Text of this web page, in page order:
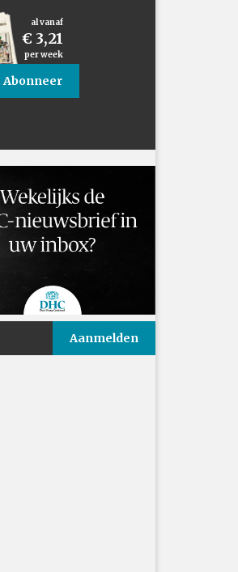
al vanaf
€ 3,21
per week
Abonneer